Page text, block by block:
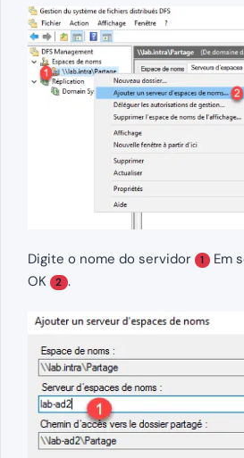
Digite o nome do servidor 1 Em
OK
2 .